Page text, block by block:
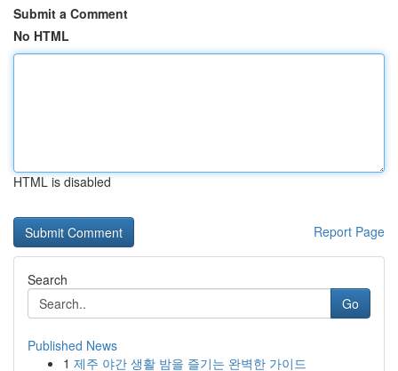
Submit a Comment
No HTML
HTML is disabled
Report Page
Search
Go
Published News
1 제주 야간 생활 밤을 즐기는 완벽한 가이드